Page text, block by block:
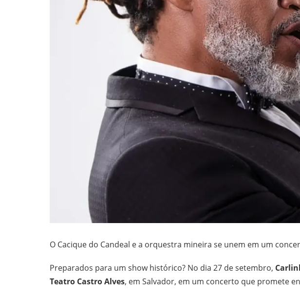
O Cacique do Candeal e a orquestra mineira se unem em um
Preparados para um show histórico? No dia 27 de setembro,
Teatro Castro Alves, em Salvador, em um concerto que promete